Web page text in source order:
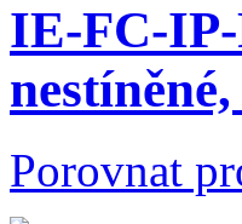
IE-FC-
Porovnat